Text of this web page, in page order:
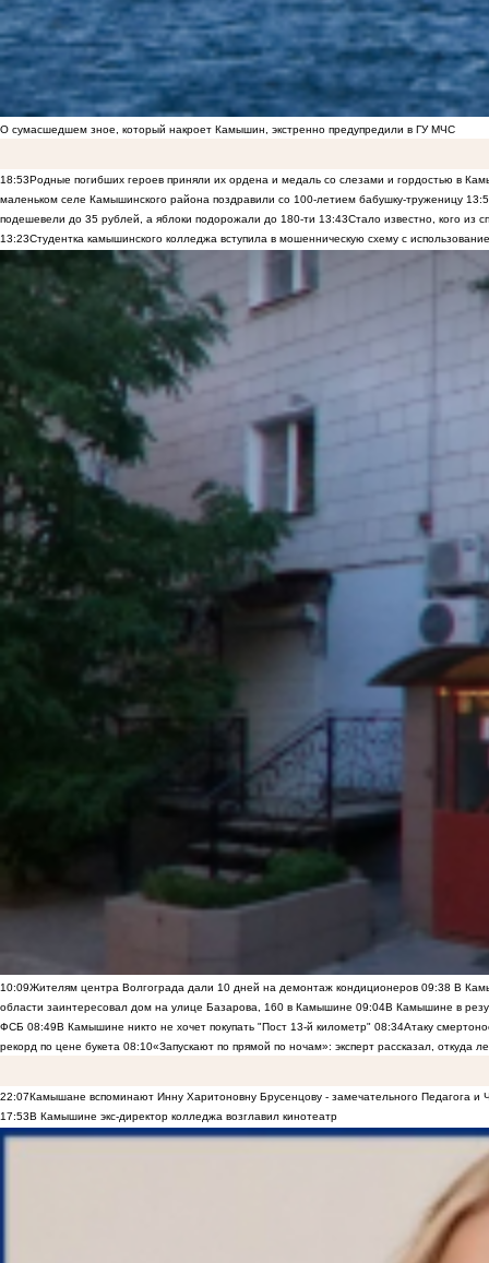
О сумасшедшем зное, который накроет Камышин, экстренно предупредили в ГУ МЧС
18:53Родные погибших героев приняли их ордена и медаль со слезами и гордостью в
маленьком селе Камышинского района поздравили со 100-летием бабушку-труженицу
подешевели до 35 рублей, а яблоки подорожали до 180-ти 13:43Стало известно, кого из
13:23Студентка камышинского колледжа вступила в мошенническую схему с
10:09Жителям центра Волгограда дали 10 дней на демонтаж кондиционеров 09:38 В
области заинтересовал дом на улице Базарова, 160 в Камышине 09:04В Камышине в
ФСБ 08:49В Камышине никто не хочет покупать "Пост 13-й километр" 08:34Атаку
рекорд по цене букета 08:10«Запускают по прямой по ночам»: эксперт рассказал, откуда
22:07Камышане вспоминают Инну Харитоновну Брусенцову - замечательного Педагога и
17:53В Камышине экс-директор колледжа возглавил кинотеатр